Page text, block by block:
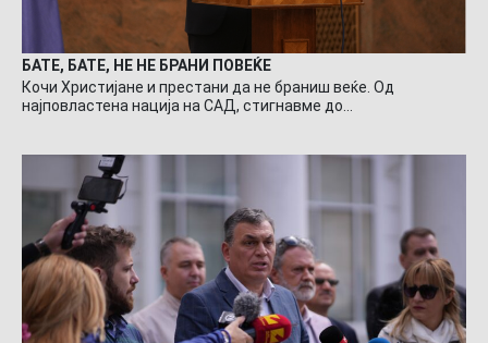
БАТЕ, БАТЕ, НЕ НЕ БРАНИ ПОВЕЌЕ
Кочи Христијане и престани да не браниш веќе. Од
најповластена нација на САД, стигнавме до…